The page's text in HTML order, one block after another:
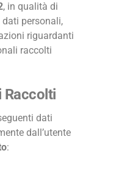
, in qualità di
personali,
riguardanti
raccolti
Raccolti
dati
dall’utente
: